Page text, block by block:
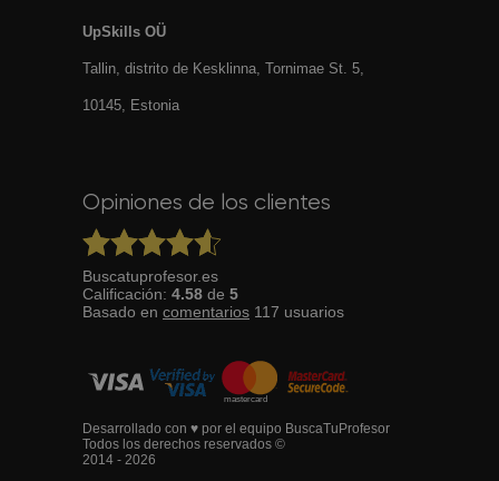
UpSkills OÜ
Tallin, distrito de Kesklinna, Tornimаe St. 5,
10145, Estonia
Opiniones de los clientes
Buscatuprofesor.es
Calificación: 4.58 de 5
Basado en comentarios 117 usuarios
Desarrollado con ♥ por el equipo BuscaTuProfesor
Todos los derechos reservados ©
2014 - 2026